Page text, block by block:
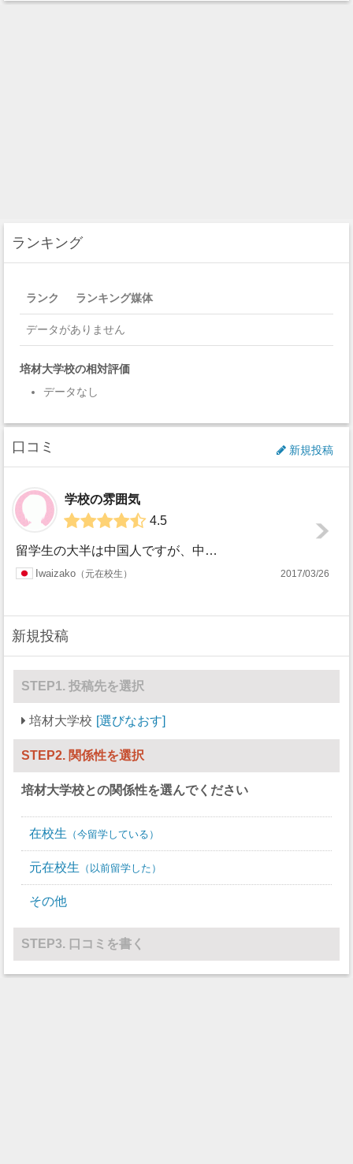
ランキング
ランク ランキング媒体
データがありません
培材大学校の相対評価
データなし
口コミ 新規投稿
学校の雰囲気
4.5
留学生の大半は中国人ですが、中には韓国語教育院に通うアフリカ系、ヨーロッパ系の留学生もいます。校舎は山の中腹にあるので、校舎間の移動の際に急な坂を上り下り...
Iwaizako 元在校生 2017/03/26
新規投稿
STEP1. 投稿先を選択
培材大学校 選びなおす
STEP2. 関係性を選択
培材大学校との関係性を選んでください
在校生 今留学している
元在校生 以前留学した
その他
STEP3. 口コミを書く